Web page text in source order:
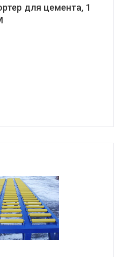
для цемента, 1